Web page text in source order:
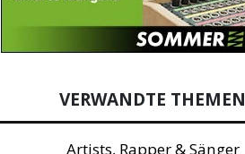
VERWANDTE THEMEN
Artists, Rapper & Sänger